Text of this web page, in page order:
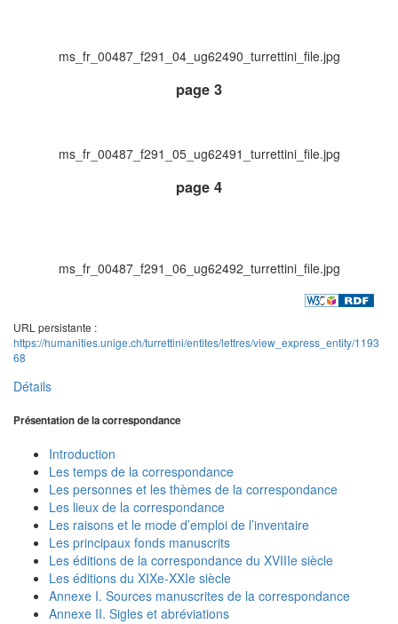
ms_fr_00487_f291_04_ug62490_turrettini_file.jpg
page 3
ms_fr_00487_f291_05_ug62491_turrettini_file.jpg
page 4
ms_fr_00487_f291_06_ug62492_turrettini_file.jpg
URL persistante :
https://humanities.unige.ch/turrettini/entites/lettres/view_express_entity/1193
68
Détails
Présentation de la correspondance
Introduction
Les temps de la correspondance
Les personnes et les thèmes de la correspondance
Les lieux de la correspondance
Les raisons et le mode d’emploi de l’inventaire
Les principaux fonds manuscrits
Les éditions de la correspondance du XVIIIe siècle
Les éditions du XIXe-XXIe siècle
Annexe I. Sources manuscrites de la correspondance
Annexe II. Sigles et abréviations